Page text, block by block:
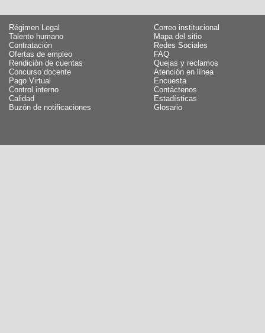
Régimen Legal
Talento humano
Contratación
Ofertas de empleo
Rendición de cuentas
Concurso docente
Pago Virtual
Control interno
Calidad
Buzón de notificaciones
Correo institucional
Mapa del sitio
Redes Sociales
FAQ
Quejas y reclamos
Atención en línea
Encuesta
Contáctenos
Estadísticas
Glosario